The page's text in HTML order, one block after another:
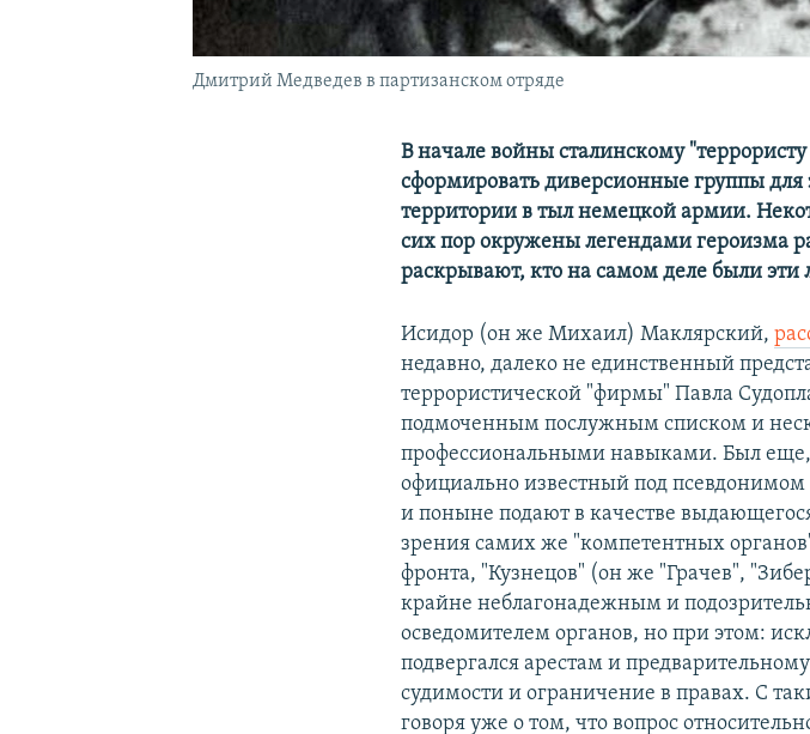
Дмитрий Медведев в партизанском отряде
В начале войны сталинскому
сформировать диверсионные группы
территории в тыл немецкой армии.
сих пор окружены легендами героизма
раскрывают, кто на самом деле были эти
Исидор (он же Михаил) Маклярский,
недавно, далеко не единственный
террористической "фирмы" Павла
подмоченным послужным списком и
профессиональными навыками. Был
официально известный под
и поныне подают в качестве
зрения самих же "компетентных
фронта, "Кузнецов" (он же "Грачев",
крайне неблагонадежным и
осведомителем органов, но при этом:
подвергался арестам и
судимости и ограничение в правах. С
говоря уже о том, что вопрос